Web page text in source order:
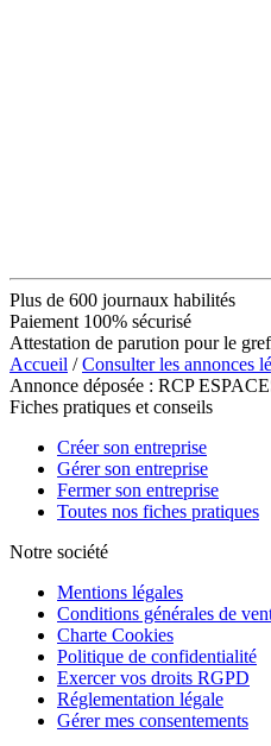
Plus de 600 journaux habilités
Paiement 100% sécurisé
Attestation de parution pour le
Accueil /Consulter les annonces
Annonce déposée : RCP
Fiches pratiques et conseils
Créer son entreprise
Gérer son entreprise
Fermer son entreprise
Toutes nos fiches pratiques
Notre société
Mentions légales
Conditions générales de
Charte Cookies
Politique de confidentialité
Exercer vos droits RGPD
Réglementation légale
Gérer mes consentements